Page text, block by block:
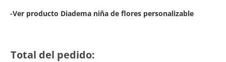
-Ver producto Diadema niña de flores personalizable
Total del pedido: